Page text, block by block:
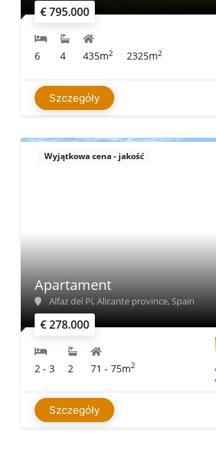
€ 795.000
6 4 435m2 2325m2
Szczegóły
Wyjątkowa cena - jakość
€ 278.000
Apartament
Alfaz del Pí, Alicante province, Spain
2 - 3 2 71 - 75m2
Szczegóły